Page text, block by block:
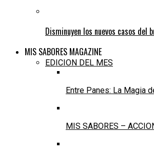
Disminuyen los nuevos casos del
MIS SABORES MAGAZINE
EDICION DEL MES
Entre Panes: La Magia
MIS SABORES –